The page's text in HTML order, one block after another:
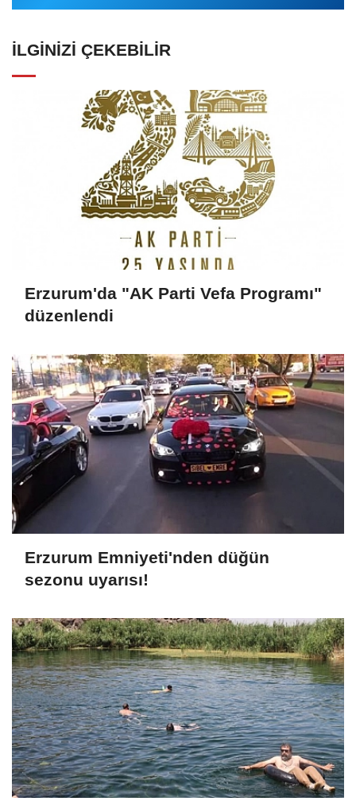
İLGINIZI ÇEKEBILIR
Erzurum'da "AK Parti Vefa Programı"
düzenlendi
Erzurum Emniyeti'nden düğün
sezonu uyarısı!